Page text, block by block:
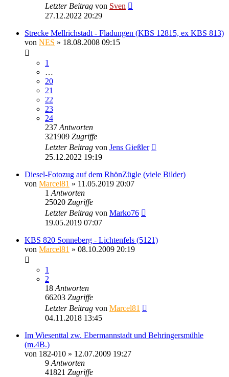
Letzter Beitrag von Sven
27.12.2022 20:29
Strecke Mellrichstadt - Fladungen (KBS 12815, ex KBS 813)
von NES » 18.08.2008 09:15
1
…
20
21
22
23
24
237 Antworten
321909 Zugriffe
Letzter Beitrag von Jens Gießler
25.12.2022 19:19
Diesel-Fotozug auf dem RhönZügle (viele Bilder)
von Marcel81 » 11.05.2019 20:07
1 Antworten
25020 Zugriffe
Letzter Beitrag von Marko76
19.05.2019 07:07
KBS 820 Sonneberg - Lichtenfels (5121)
von Marcel81 » 08.10.2009 20:19
1
2
18 Antworten
66203 Zugriffe
Letzter Beitrag von Marcel81
04.11.2018 13:45
Im Wiesenttal zw. Ebermannstadt und Behringersmühle
(m.4B.)
von 182-010 » 12.07.2009 19:27
9 Antworten
41821 Zugriffe